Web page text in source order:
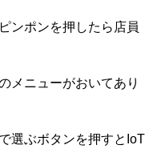
ンポンを押したら店員
メニューがおいてあり
選ぶボタンを押すとIoT